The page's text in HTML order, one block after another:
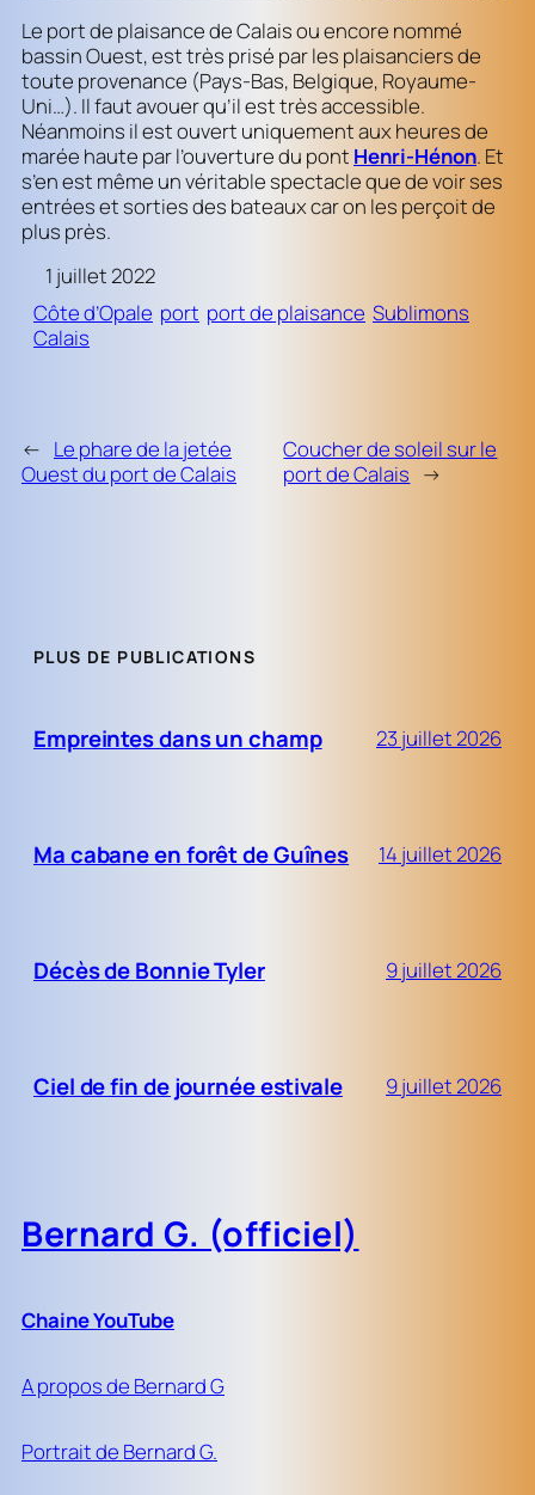
Le port de plaisance de Calais ou encore nommé
bassin Ouest, est très prisé par les plaisanciers de
toute provenance (Pays-Bas, Belgique, Royaume-
Uni…). Il faut avouer qu’il est très accessible.
Néanmoins il est ouvert uniquement aux heures de
marée haute par l’ouverture du pont Henri-Hénon. Et
s’en est même un véritable spectacle que de voir ses
entrées et sorties des bateaux car on les perçoit de
plus près.
1 juillet 2022
Côte d’Opale port port de plaisance Sublimons
Calais
← Le phare de la jetée
Ouest du port de Calais
Coucher de soleil sur le
port de Calais →
PLUS DE PUBLICATIONS
Empreintes dans un champ 23 juillet 2026
Ma cabane en forêt de Guînes 14 juillet 2026
Décès de Bonnie Tyler 9 juillet 2026
Ciel de fin de journée estivale 9 juillet 2026
Bernard G. (officiel)
Chaine YouTube
A propos de Bernard G
Portrait de Bernard G.